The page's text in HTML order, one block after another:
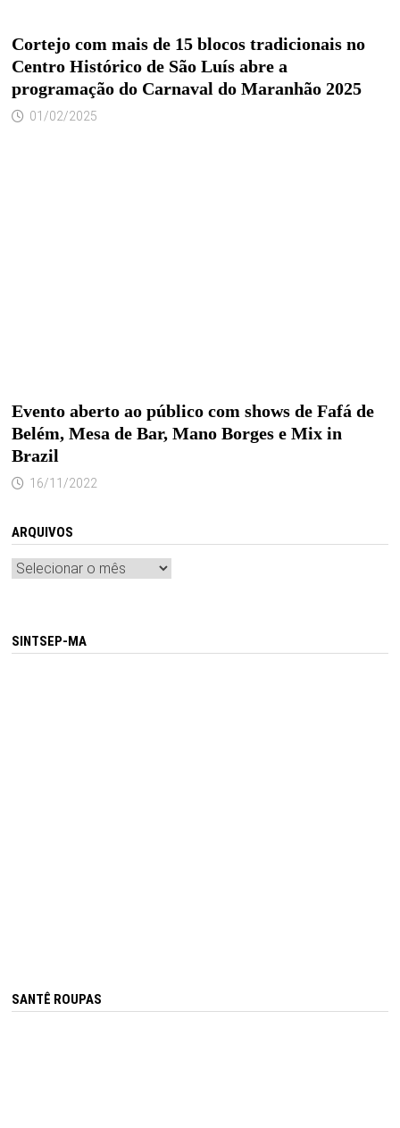
Cortejo com mais de 15 blocos tradicionais no
Centro Histórico de São Luís abre a
programação do Carnaval do Maranhão 2025
01/02/2025
Evento aberto ao público com shows de Fafá de
Belém, Mesa de Bar, Mano Borges e Mix in
Brazil
16/11/2022
ARQUIVOS
Arquivos
SINTSEP-MA
SANTÊ ROUPAS